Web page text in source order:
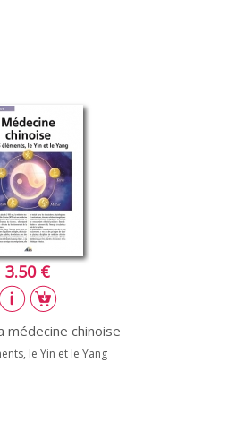
3.50 €
médecine chinoise
le Yin et le Yang